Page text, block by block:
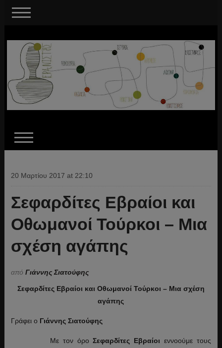
20 Μαρτίου 2017 at 22:10
Σεφαρδίτες Εβραίοι και
Οθωμανοί Τούρκοι – Μια
σχέση αγάπης
από Γιάννης Σιατούφης
Σεφαρδίτες Εβραίοι και Οθωμανοί Τούρκοι – Μια σχέση
αγάπης
Γράφει ο Γιάννης Σιατούφης
Με τον όροΣεφαρδίτες Εβραίοι εννοούμε τους